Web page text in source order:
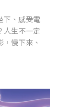
下、感受電
人生不一定
慢下來、